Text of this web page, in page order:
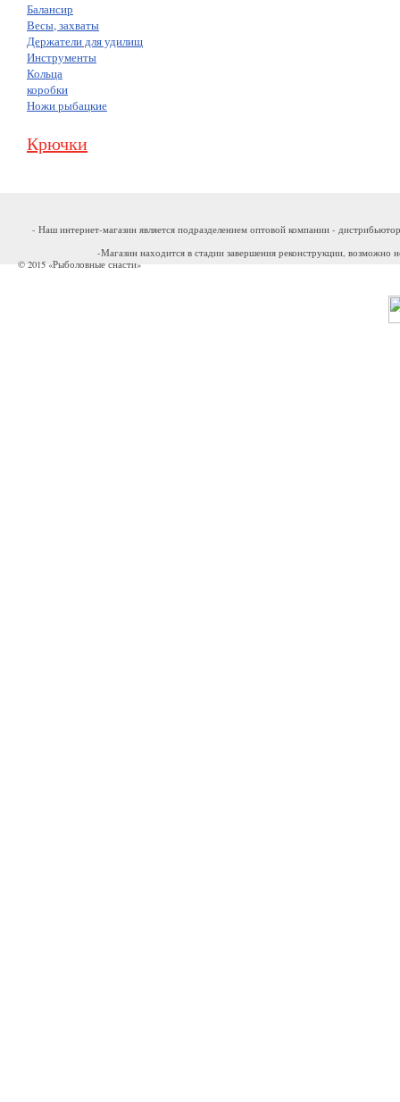
Балансир
Весы, захваты
Держатели для удилищ
Инструменты
Кольца
коробки
Ножи рыбацкие
Крючки
- Наш интернет-магазин является подразделением оптовой компании -
-Магазин находится в стадии завершения реконструкции, возможно
© 2015 «Рыболовные снасти»